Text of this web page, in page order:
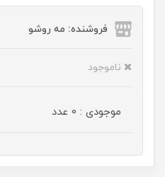
فروشنده: مه رو‌شو
ناموجود
موجودی : 0 عدد